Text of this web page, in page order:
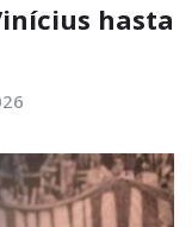
hasta